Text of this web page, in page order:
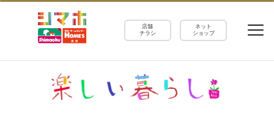
店舗
チラシ
ネット
ショップ